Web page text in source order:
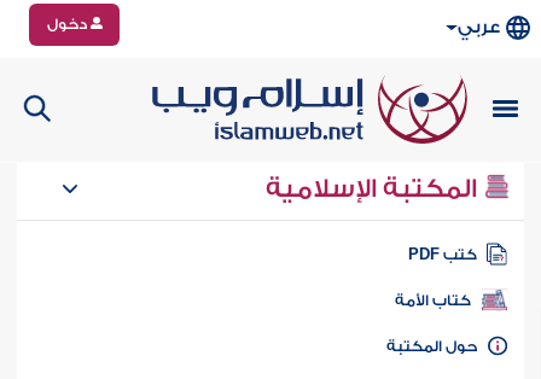
عربي دخول
المكتبة الإسلامية
كتب PDF
كتاب الأمة